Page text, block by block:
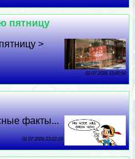
пятницу
>
02 07 2026 10:40:54
факты...
01 07 2026 23:22:19